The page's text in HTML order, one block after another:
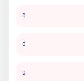
0
0
0